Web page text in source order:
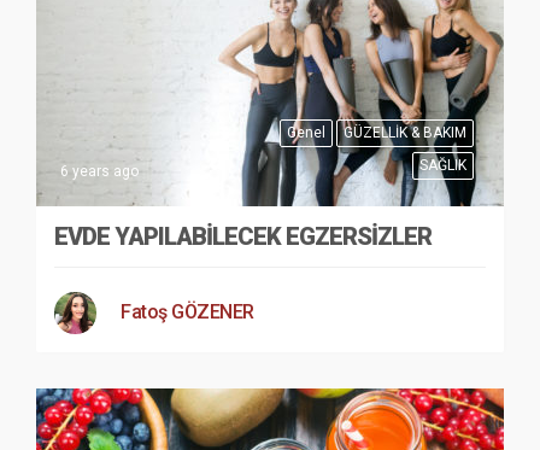
Genel
GÜZELLİK & BAKIM
SAĞLIK
6 years ago
EVDE YAPILABILECEK EGZERSIZLER
Fatoş GÖZENER